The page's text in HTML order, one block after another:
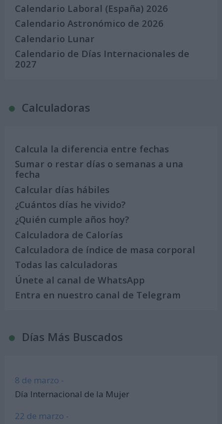
Calendario Laboral (España) 2026
Calendario Astronómico de 2026
Calendario Lunar
Calendario de Días Internacionales de
2027
Calculadoras
Calcula la diferencia entre fechas
Sumar o restar días o semanas a una
fecha
Calcular días hábiles
¿Cuántos días he vivido?
¿Quién cumple años hoy?
Calculadora de Calorías
Calculadora de índice de masa corporal
Todas las calculadoras
Únete al canal de WhatsApp
Entra en nuestro canal de Telegram
Días Más Buscados
8 de marzo -
Día Internacional de la Mujer
22 de marzo -